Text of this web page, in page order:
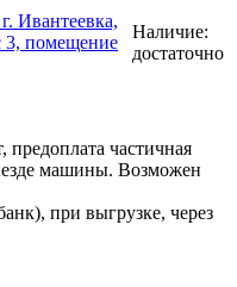
Ивантеевка,
3, помещение
Наличие:
достаточно
частичная
машины. Возможен
при выгрузке, через